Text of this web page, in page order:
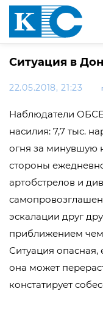
Ситуация в
22.05.2018, 21:23
Наблюдатели
насилия: 7,7 тыс.
огня за минувшую
стороны
артобстрелов и
эскалации друг
приближением
Ситуация опасная,
она может
констатирует